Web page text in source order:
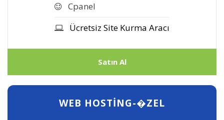
Cpanel
Ücretsiz Site Kurma Aracı
Satın Al
WEB HOSTING-�ZEL